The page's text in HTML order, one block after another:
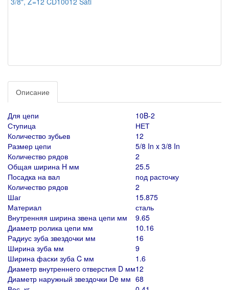
Описание
Для цепи
10B-2
Ступица
НЕТ
Количество зубьев
12
Размер цепи
5/8 In x 3/8 In
Количество рядов
2
Общая ширина H мм
25.5
Посадка на вал
под расточку
Количество рядов
2
Шаг
15.875
Материал
сталь
Внутренняя ширина звена цепи мм
9.65
Диаметр ролика цепи мм
10.16
Радиус зуба звездочки мм
16
Ширина зуба мм
9
Ширина фаски зуба C мм
1.6
Диаметр внутреннего отверстия D мм12
Диаметр наружный звездочки De мм 68